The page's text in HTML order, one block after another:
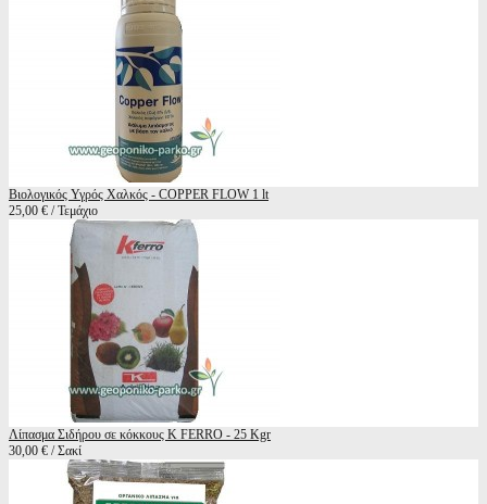
Βιολογικός Υγρός Χαλκός - COPPER FLOW 1 lt
25,00 € / Τεμάχιο
Λίπασμα Σιδήρου σε κόκκους K FERRO - 25 Kgr
30,00 € / Σακί